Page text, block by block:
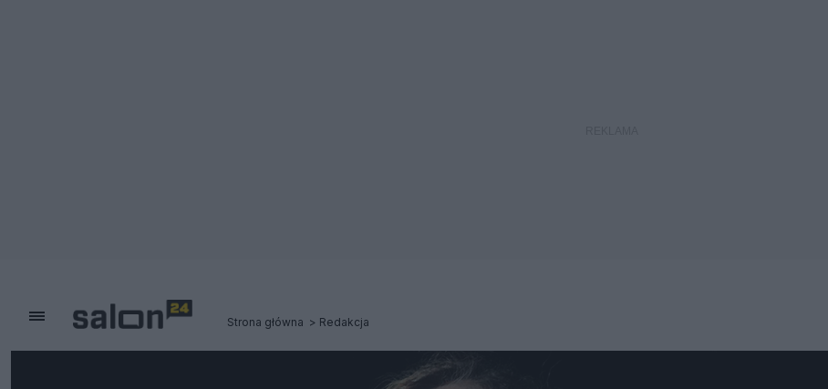
Strona główna Redakcja